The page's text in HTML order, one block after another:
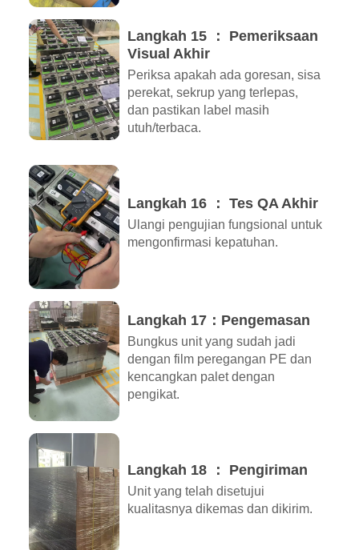
Langkah 15 ： Pemeriksaan
Visual Akhir
Periksa apakah ada goresan, sisa
perekat, sekrup yang terlepas,
dan pastikan label masih
utuh/terbaca.
Langkah 16 ： Tes QA Akhir
Ulangi pengujian fungsional untuk
mengonfirmasi kepatuhan.
Langkah 17：Pengemasan
Bungkus unit yang sudah jadi
dengan film peregangan PE dan
kencangkan palet dengan
pengikat.
Langkah 18 ： Pengiriman
Unit yang telah disetujui
kualitasnya dikemas dan dikirim.